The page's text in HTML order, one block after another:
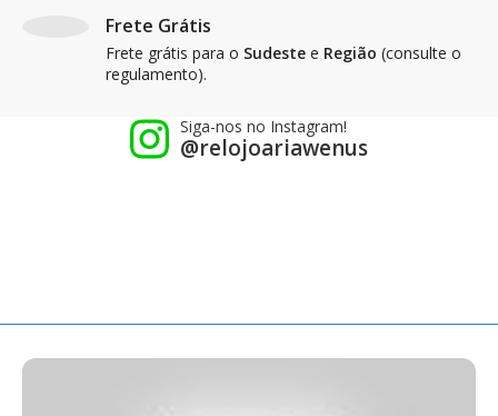
Frete Grátis
Frete grátis para o Sudeste e Região (consulte o
regulamento).
Siga-nos no Instagram!
@relojoariawenus